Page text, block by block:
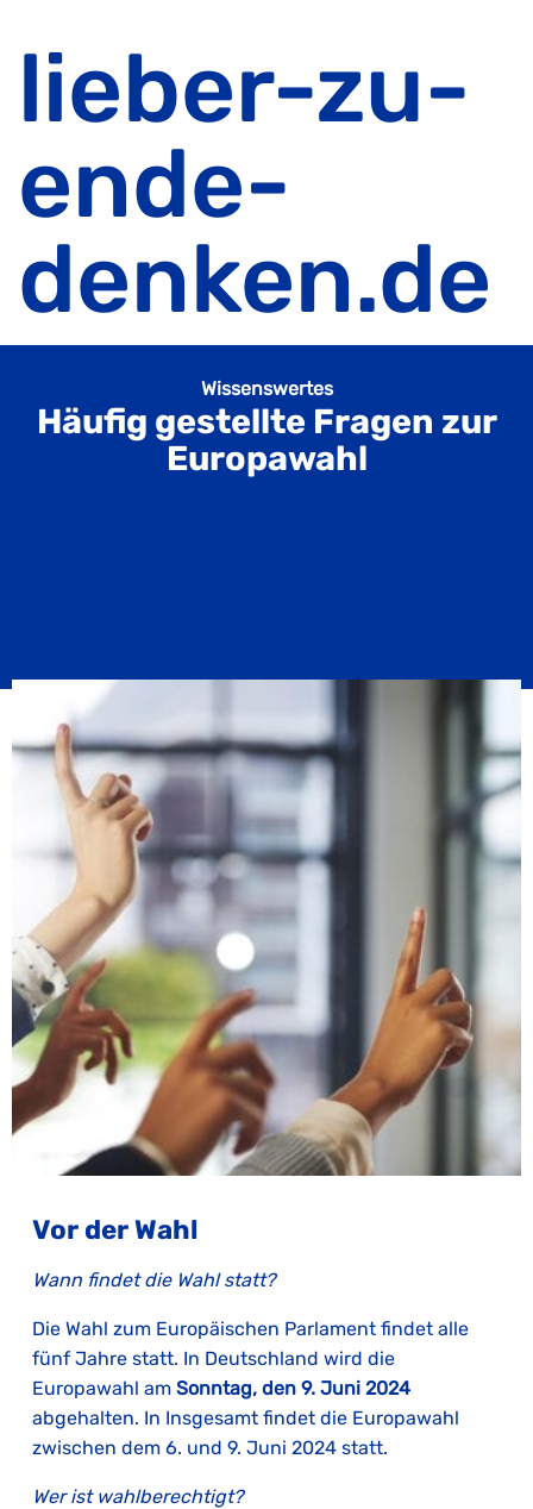
lieber-zu-
ende-
denken.de
Wissenswertes
Häufig gestellte Fragen zur
Europawahl
Vor der Wahl
Wann findet die Wahl statt?
Die Wahl zum Europäischen Parlament findet alle
fünf Jahre statt. In Deutschland wird die
Europawahl amSonntag, den 9. Juni 2024
abgehalten. In Insgesamt findet die Europawahl
zwischen dem 6. und 9. Juni 2024 statt.
Wer ist wahlberechtigt?